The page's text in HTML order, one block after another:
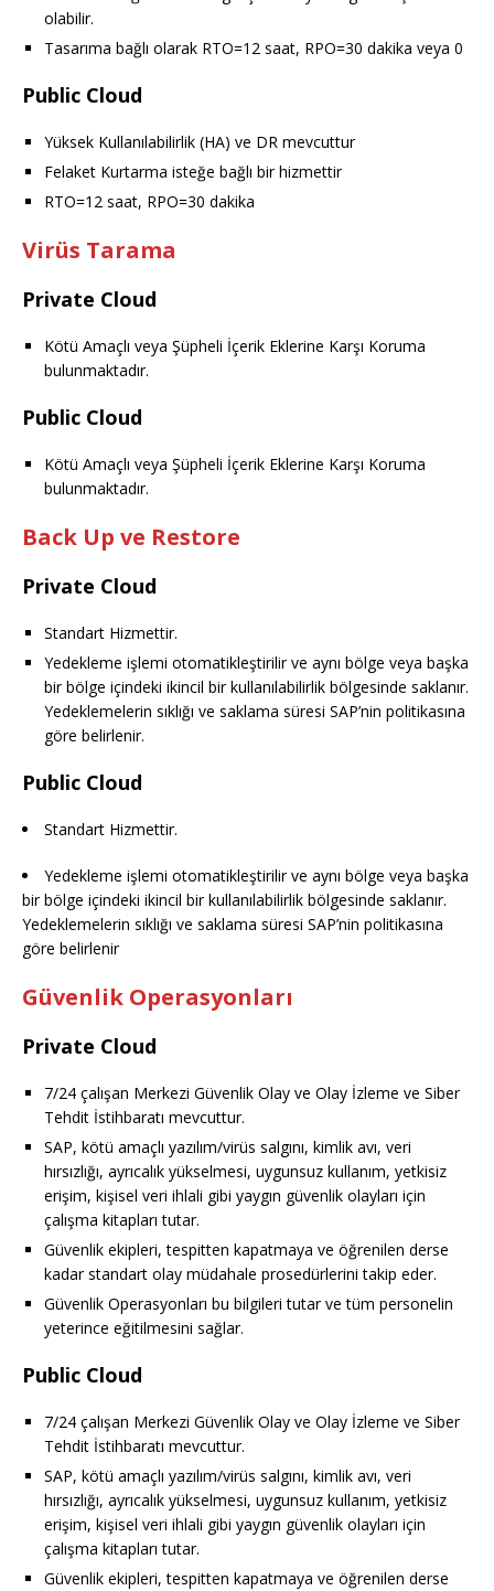
olabilir.
Tasarıma bağlı olarak RTO=12 saat, RPO=30 dakika veya 0
Public Cloud
Yüksek Kullanılabilirlik (HA) ve DR mevcuttur
Felaket Kurtarma isteğe bağlı bir hizmettir
RTO=12 saat, RPO=30 dakika
Virüs Tarama
Private Cloud
Kötü Amaçlı veya Şüpheli İçerik Eklerine Karşı Koruma
bulunmaktadır.
Public Cloud
Kötü Amaçlı veya Şüpheli İçerik Eklerine Karşı Koruma
bulunmaktadır.
Back Up ve Restore
Private Cloud
Standart Hizmettir.
Yedekleme işlemi otomatikleştirilir ve aynı bölge veya başka
bir bölge içindeki ikincil bir kullanılabilirlik bölgesinde saklanır.
Yedeklemelerin sıklığı ve saklama süresi SAP’nin politikasına
göre belirlenir.
Public Cloud
Standart Hizmettir.
Yedekleme işlemi otomatikleştirilir ve aynı bölge veya başka
bir bölge içindeki ikincil bir kullanılabilirlik bölgesinde saklanır.
Yedeklemelerin sıklığı ve saklama süresi SAP’nin politikasına
göre belirlenir
Güvenlik Operasyonları
Private Cloud
7/24 çalışan Merkezi Güvenlik Olay ve Olay İzleme ve Siber
Tehdit İstihbaratı mevcuttur.
SAP, kötü amaçlı yazılım/virüs salgını, kimlik avı, veri
hırsızlığı, ayrıcalık yükselmesi, uygunsuz kullanım, yetkisiz
erişim, kişisel veri ihlali gibi yaygın güvenlik olayları için
çalışma kitapları tutar.
Güvenlik ekipleri, tespitten kapatmaya ve öğrenilen derse
kadar standart olay müdahale prosedürlerini takip eder.
Güvenlik Operasyonları bu bilgileri tutar ve tüm personelin
yeterince eğitilmesini sağlar.
Public Cloud
7/24 çalışan Merkezi Güvenlik Olay ve Olay İzleme ve Siber
Tehdit İstihbaratı mevcuttur.
SAP, kötü amaçlı yazılım/virüs salgını, kimlik avı, veri
hırsızlığı, ayrıcalık yükselmesi, uygunsuz kullanım, yetkisiz
erişim, kişisel veri ihlali gibi yaygın güvenlik olayları için
çalışma kitapları tutar.
Güvenlik ekipleri, tespitten kapatmaya ve öğrenilen derse